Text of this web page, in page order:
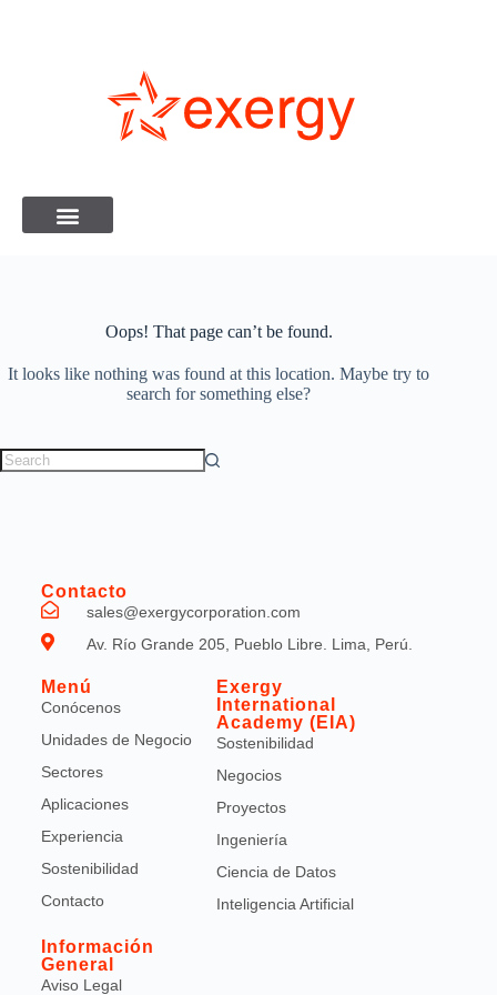
Oops! That page can’t be found.
It looks like nothing was found at this location. Maybe try to
search for something else?
Contacto
sales@exergycorporation.com
Av. Río Grande 205, Pueblo Libre. Lima, Perú.
Menú
Conócenos
Unidades de Negocio
Sectores
Aplicaciones
Experiencia
Sostenibilidad
Contacto
Exergy
International
Academy (EIA)
Sostenibilidad
Negocios
Proyectos
Ingeniería
Ciencia de Datos
Inteligencia Artificial
Información
General
Aviso Legal